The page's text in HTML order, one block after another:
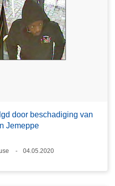
door beschadiging van
Jemeppe
04.05.2020